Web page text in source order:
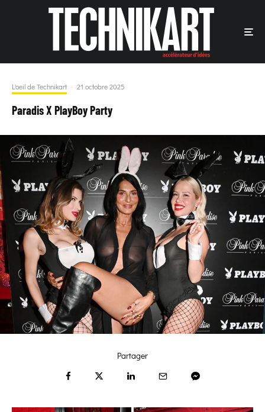
L'oeil de Technikart · 21 octobre 2025
Paradis X PlayBoy Party
Partager